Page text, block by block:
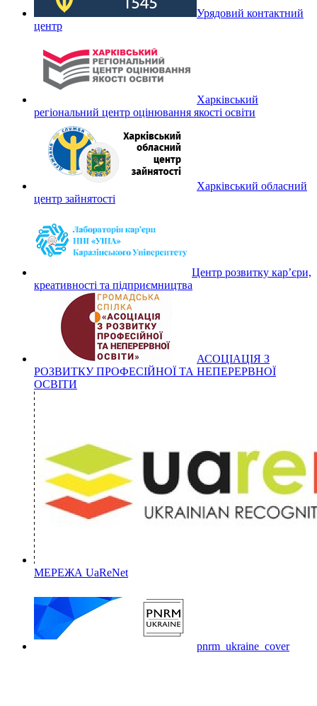
Урядовий контактний
центр
Харківський
регіональний центр оцінювання якості освіти
Харківський обласний
центр зайнятості
Центр розвитку кар’єри,
креативності та підприємництва
АСОЦІАЦІЯ З
РОЗВИТКУ ПРОФЕСІЙНОЇ ТА НЕПЕРЕРВНОЇ
ОСВІТИ
МЕРЕЖА UaReNet
pnrm_ukraine_cover